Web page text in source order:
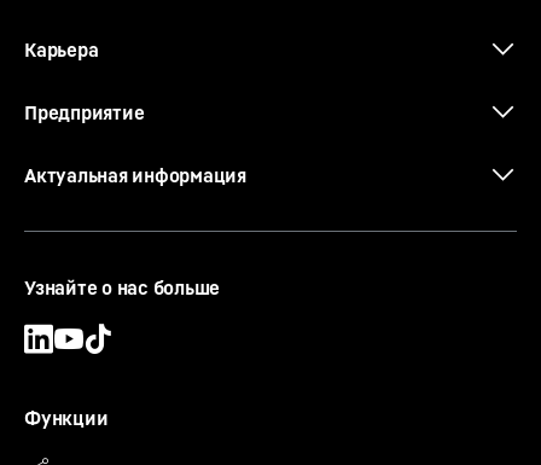
Карьера
Предприятие
Актуальная информация
Узнайте о нас больше
Функции